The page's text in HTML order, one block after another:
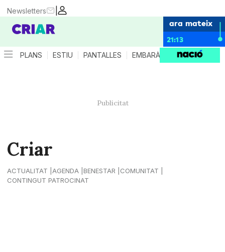
|
Newsletters
ara mateix
21:13
PLANS ESTIU PANTALLES EMBARÀS CRIANÇA
Criar
ACTUALITAT AGENDA BENESTAR
COMUNITAT
CONTINGUT PATROCINAT